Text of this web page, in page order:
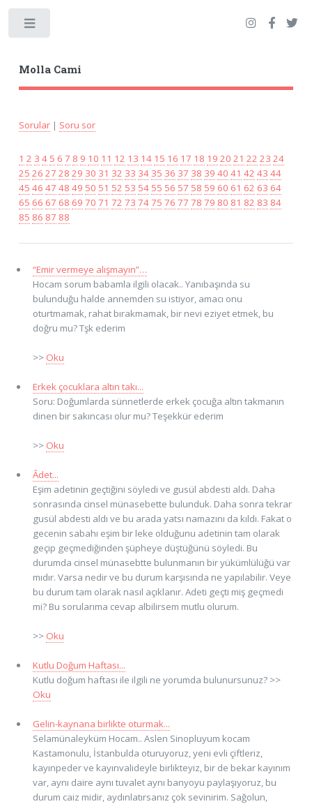
Molla Cami
Sorular| Soru sor
1 2 3 4 5 6 7 8 9 10 11 12 13 14 15 16 17 18 19 20 21 22 23 24
25 26 27 28 29 30 31 32 33 34 35 36 37 38 39 40 41 42 43 44
45 46 47 48 49 50 51 52 53 54 55 56 57 58 59 60 61 62 63 64
65 66 67 68 69 70 71 72 73 7475 76 77 78 79 80 81 82 83 84
85 86 87 88
“Emir vermeye alışmayın”…
Hocam sorum babamla ilgili olacak.. Yanıbaşında su
bulunduğu halde annemden su istiyor, amacı onu
oturtmamak, rahat bırakmamak, bir nevi eziyet etmek, bu
doğru mu? Tşk ederim
>> Oku
Erkek çocuklara altın takı...
Soru: Doğumlarda sünnetlerde erkek çocuğa altın takmanın
dinen bir sakıncası olur mu? Teşekkür ederim
>> Oku
Âdet...
Eşim adetinin geçtiğini söyledi ve gusül abdesti aldı. Daha
sonrasında cinsel münasebette bulunduk. Daha sonra tekrar
gusül abdesti aldı ve bu arada yatsı namazını da kıldı. Fakat o
gecenin sabahı eşim bir leke olduğunu adetinin tam olarak
geçip geçmediğinden şüpheye düştüğünü söyledi. Bu
durumda cinsel münasebtte bulunmanın bir yükümlülüğü var
mıdır. Varsa nedir ve bu durum karşısında ne yapılabilir. Veye
bu durum tam olarak nasıl açıklanır. Adeti geçti miş geçmedi
mi? Bu sorularıma cevap albilirsem mutlu olurum.
>> Oku
Kutlu Doğum Haftası...
Kutlu doğum haftası ile ilgili ne yorumda bulunursunuz? >>
Oku
Gelin-kaynana birlikte oturmak...
Selamünaleyküm Hocam.. Aslen Sinopluyum kocam
Kastamonulu, İstanbulda oturuyoruz, yeni evli çiftleriz,
kayınpeder ve kayınvalideyle birlikteyiz, bir de bekar kayınım
var, aynı daire aynı tuvalet aynı banyoyu paylaşıyoruz, bu
durum caiz midir, aydınlatırsanız çok sevinirim. Sağolun,